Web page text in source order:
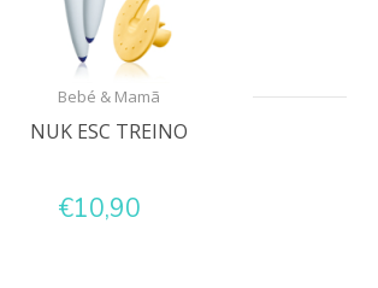
Bebé & Mamã
NUK ESC TREINO
€10,90